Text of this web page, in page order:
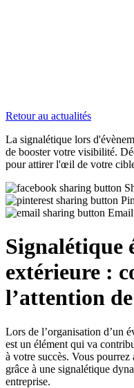
Retour au actualités
La signalétique lors
de booster votre visibilité.
pour attirer l'œil de votre
Pin
Email
Signalétique
extérieure :
l’attention
Lors de l’organisation d’un
est un élément qui va
à votre succès. Vous
grâce à une signalétique
entreprise.